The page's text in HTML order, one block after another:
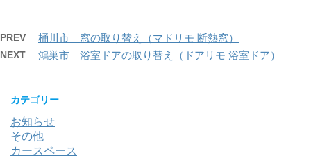
PREV 桶川市 窓の取り替え（マドリモ 断熱窓）
NEXT 鴻巣市 浴室ドアの取り替え（ドアリモ 浴室ドア）
カテゴリー
お知らせ
その他
カースペース